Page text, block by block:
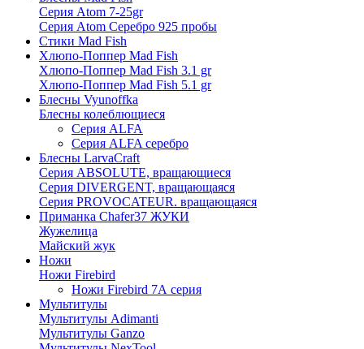
Серия Atom 7-25gr
Серия Atom Серебро 925 пробы
Стики Mad Fish
Хлюпо-Поппер Mad Fish
Хлюпо-Поппер Mad Fish 3.1 gr
Хлюпо-Поппер Mad Fish 5.1 gr
Блесны Vyunoffka
Блесны колеблющиеся
Серия ALFA
Серия ALFA серебро
Блесны LarvaCraft
Серия ABSOLUTE, вращающиеся
Серия DIVERGENT, вращающаяся
Серия PROVOCATEUR. вращающаяся
Приманка Chafer37 ЖУКИ
Жужелица
Майский жук
Ножи
Ножи Firebird
Ножи Firebird 7А серия
Мультитулы
Мультитулы Adimanti
Мультитулы Ganzo